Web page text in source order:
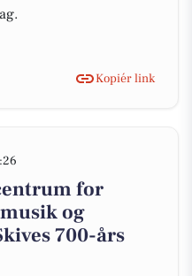
Kopiér link
for
og
700-års